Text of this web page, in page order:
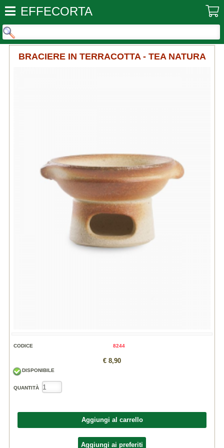
EFFECORTA
BRACIERE IN TERRACOTTA - TEA NATURA
CODICE 8244
€ 8,90
DISPONIBILE
QUANTITÀ
Aggiungi al carrello
Aggiungi ai preferiti